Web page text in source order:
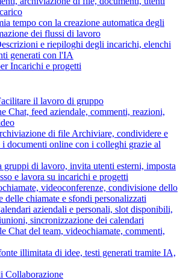
tempo con la creazione automatica degli
dei flussi di lavoro
e riepiloghi degli incarichi, elenchi
generati con l'IA
Incarichi e progetti
il lavoro di gruppo
Chat, feed aziendale, commenti, reazioni,
di file Archiviare, condividere e
documenti online con i colleghi grazie al
gruppi di lavoro, invita utenti esterni, imposta
e lavora su incarichi e progetti
videoconferenze, condivisione dello
delle chiamate e sfondi personalizzati
aziendali e personali, slot disponibili,
sincronizzazione dei calendari
Chat del team, videochiamate, commenti,
illimitata di idee, testi generati tramite IA,
Collaborazione